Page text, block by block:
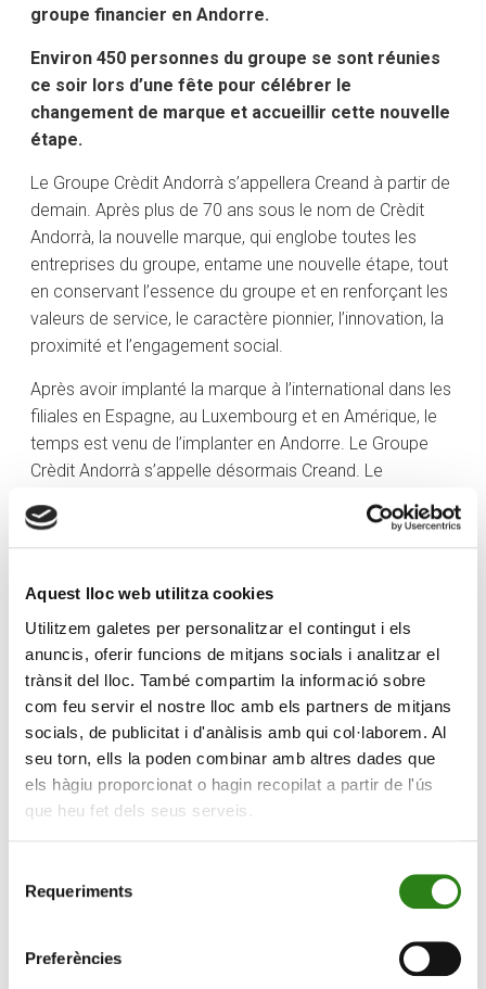
Aquest lloc web utilitza cookies
Utilitzem galetes per personalitzar el contingut i els
anuncis, oferir funcions de mitjans socials i analitzar el
trànsit del lloc. També compartim la informació sobre
com feu servir el nostre lloc amb els partners de mitjans
socials, de publicitat i d'anàlisis amb qui col·laborem. Al
seu torn, ells la poden combinar amb altres dades que
els hàgiu proporcionat o hagin recopilat a partir de l'ús
que heu fet dels seus serveis.
Requeriments
Preferències
groupe financier en Andorre.
Environ 450 personnes du groupe se sont réunies
ce soir lors d’une fête pour célébrer le
changement de marque et accueillir cette nouvelle
étape.
Le Groupe Crèdit Andorrà s’appellera Creand à partir de
demain. Après plus de 70 ans sous le nom de Crèdit
Andorrà, la nouvelle marque, qui englobe toutes les
entreprises du groupe, entame une nouvelle étape, tout
en conservant l’essence du groupe et en renforçant les
valeurs de service, le caractère pionnier, l’innovation, la
proximité et l’engagement social.
Après avoir implanté la marque à l’international dans les
filiales en Espagne, au Luxembourg et en Amérique, le
temps est venu de l’implanter en Andorre. Le Groupe
Crèdit Andorrà s’appelle désormais Creand. Le
entreprises du groupe sous une même appellation
s’achève donc.
La nouvelle marque adopte diverses déclinaisons pour
identifier les différentes sociétés du groupe : Creand
Crèdit Andorrà, la banque ; Creand Asset Management,
la société de gestion de fonds ; Creand Assegurances
Estalvi, la compagnie d’assurance, et Creand Fundació,
la fondation.
Ce changement constitue une nouvelle étape pour le
groupe financier, en Andorre et à l’international.
d’amplifier sa notoriété et de renforcer le sentiment
L’Andorra Park Hotel accueillait aujourd’hui la soirée de